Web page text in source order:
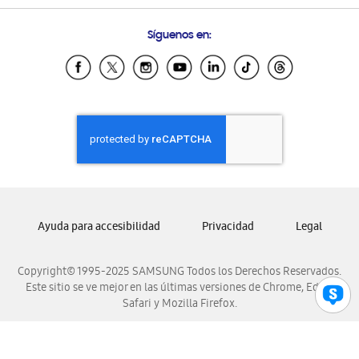
Samsung Ecuador
Samsung El Salvador
Samsung Honduras
Samsung Nicaragua
Samsung Panamá
Samsung Venezuela
Síguenos en:
Copyright© 1995-2025 SAMSUNG Todos los Derechos Reservados.
Este sitio se ve mejor en las últimas versiones de Chrome, Edge,
Safari y Mozilla Firefox.
Ayuda para accesibilidad Privacidad Legal